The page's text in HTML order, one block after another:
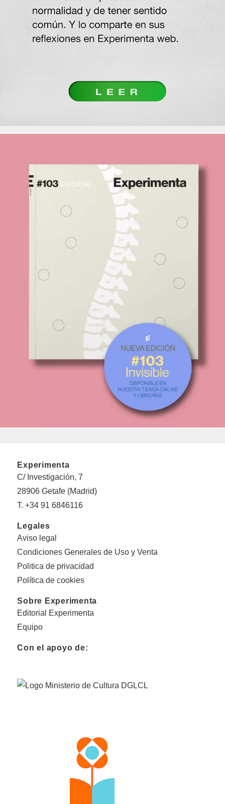
Experimenta
C/ Investigación, 7
28906 Getafe (Madrid)
T. +34 91 6846116
Legales
Aviso legal
Condiciones Generales de Uso y Venta
Politica de privacidad
Política de cookies
Sobre Experimenta
Editorial Experimenta
Equipo
Con el apoyo de: